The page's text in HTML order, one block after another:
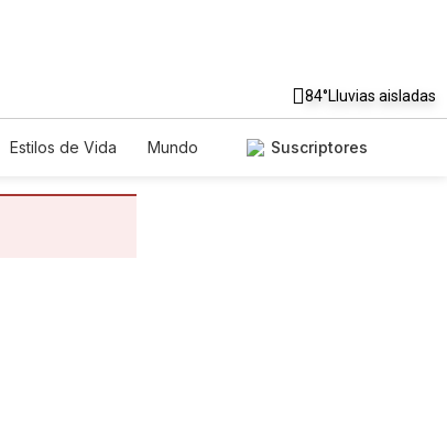
84°Lluvias aisladas
Estilos de Vida
Mundo
Suscriptores